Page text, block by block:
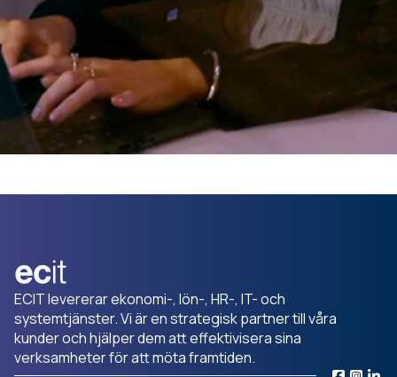
ECIT levererar ekonomi-, lön-, HR-, IT- och
systemtjänster. Vi är en strategisk partner till våra
kunder och hjälper dem att effektivisera sina
verksamheter för att möta framtiden.